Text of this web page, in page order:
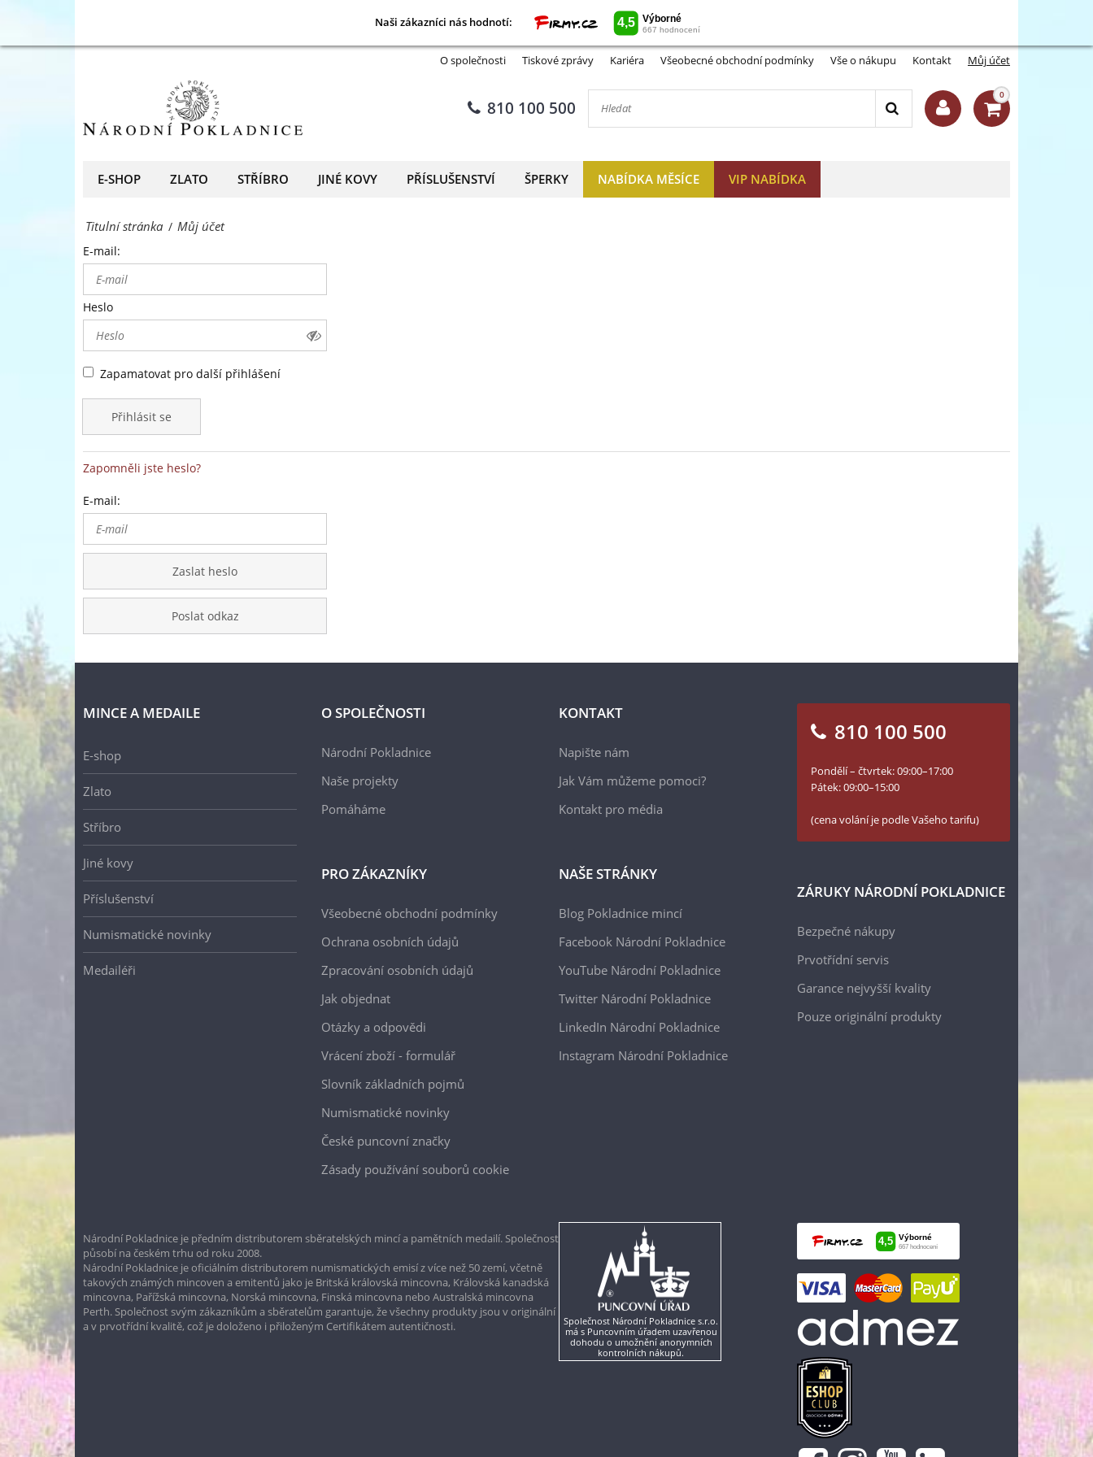
Naši zákazníci nás hodnotí:
evropský
prodejce
mincí
a
medailí
O společnosti Tiskové zprávy Kariéra Všeobecné obchodní podmínky Vše o nákupu Kontakt Můj účet
810 100 500
0
E-SHOP ZLATO STŘÍBRO JINÉ KOVY PŘÍSLUŠENSTVÍ ŠPERKY NABÍDKA MĚSÍCE VIP NABÍDKA
Titulní stránka / Můj účet
E-mail:
Heslo
Zapamatovat pro další přihlášení
Přihlásit se
Zapomněli jste heslo?
E-mail:
Zaslat heslo
Poslat odkaz
MINCE A MEDAILE
E-shop
Zlato
Stříbro
Jiné kovy
Příslušenství
Numismatické novinky
Medailéři
O SPOLEČNOSTI
Národní Pokladnice
Naše projekty
Pomáháme
PRO ZÁKAZNÍKY
Všeobecné obchodní podmínky
Ochrana osobních údajů
Zpracování osobních údajů
Jak objednat
Otázky a odpovědi
Vrácení zboží - formulář
Slovník základních pojmů
Numismatické novinky
České puncovní značky
Zásady používání souborů cookie
KONTAKT
Napište nám
Jak Vám můžeme pomoci?
Kontakt pro média
NAŠE STRÁNKY
Blog Pokladnice mincí
Facebook Národní Pokladnice
YouTube Národní Pokladnice
Twitter Národní Pokladnice
LinkedIn Národní Pokladnice
Instagram Národní Pokladnice
810 100 500
Pondělí – čtvrtek: 09:00–17:00
Pátek: 09:00–15:00
(cena volání je podle Vašeho tarifu)
ZÁRUKY NÁRODNÍ POKLADNICE
Bezpečné nákupy
Prvotřídní servis
Garance nejvyšší kvality
Pouze originální produkty
Národní Pokladnice je předním distributorem sběratelských mincí a pamětních medailí. Společnost
působí na českém trhu od roku 2008.
Národní Pokladnice je oficiálním distributorem numismatických emisí z více než 50 zemí, včetně
takových známých mincoven a emitentů jako je Britská královská mincovna, Královská kanadská
mincovna, Pařížská mincovna, Norská mincovna, Finská mincovna nebo Australská mincovna
Perth. Společnost svým zákazníkům a sběratelům garantuje, že všechny produkty jsou v originální
a v prvotřídní kvalitě, což je doloženo i přiloženým Certifikátem autentičnosti.
Společnost Národní Pokladnice s.r.o.
má s Puncovním úřadem uzavřenou
dohodu o umožnění anonymních
kontrolních nákupů.
Naši zákazníci nás hodnotí:
evropský
a